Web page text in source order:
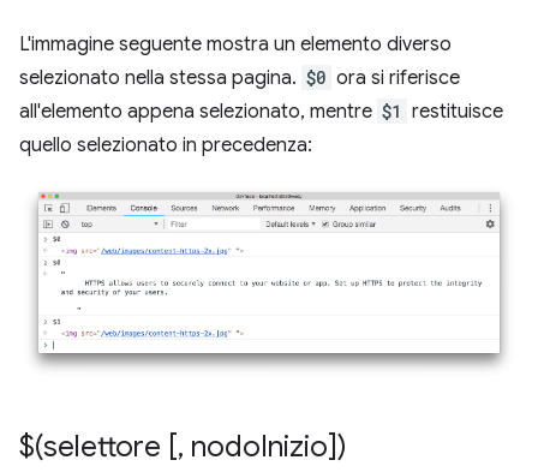
L'immagine seguente mostra un elemento diverso
selezionato nella stessa pagina. $0 ora si riferisce
all'elemento appena selezionato, mentre $1 restituisce
quello selezionato in precedenza:
$(selettore [, nodoInizio])